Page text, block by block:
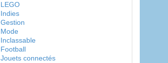
LEGO
Indies
Gestion
Mode
Inclassable
Football
Jouets connectés